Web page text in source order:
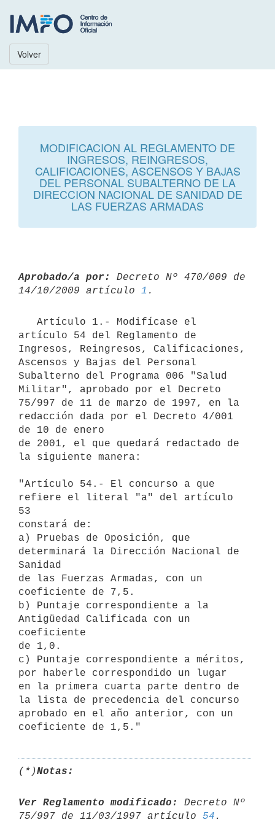
Volver
MODIFICACION AL REGLAMENTO DE
INGRESOS, REINGRESOS,
CALIFICACIONES, ASCENSOS Y BAJAS
DEL PERSONAL SUBALTERNO DE LA
DIRECCION NACIONAL DE SANIDAD DE
LAS FUERZAS ARMADAS
Aprobado/a por:
Decreto Nº 470/009 de
14/10/2009 artículo 1
artículo 54 del Reglamento de
Ingresos, Reingresos, Calificaciones,
Ascensos y Bajas del Personal
Subalterno del Programa 006 "Salud
Militar", aprobado por el Decreto
75/997 de 11 de marzo de 1997, en la
redacción dada por el Decreto 4/001
de 10 de enero
de 2001, el que quedará redactado de
la siguiente manera:
"Artículo 54.- El concurso a que
refiere el literal "a" del artículo
53
constará de:
a) Pruebas de Oposición, que
determinará la Dirección Nacional de
Sanidad
de las Fuerzas Armadas, con un
coeficiente de 7,5.
b) Puntaje correspondiente a la
Antigüedad Calificada con un
coeficiente
de 1,0.
c) Puntaje correspondiente a méritos,
por haberle correspondido un lugar
en la primera cuarta parte dentro de
la lista de precedencia del concurso
aprobado en el año anterior, con un
(*)Notas:
Ver Reglamento modificado:
Decreto Nº
75/997 de 11/03/1997 artículo 54